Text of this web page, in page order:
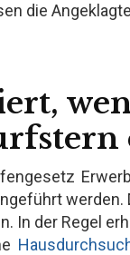
die
werden.
In der Regel